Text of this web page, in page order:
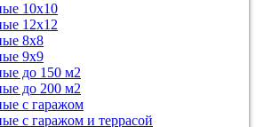
10х10
12х12
8х8
9х9
до 150 м2
до 200 м2
с гаражом
с гаражом и террасой